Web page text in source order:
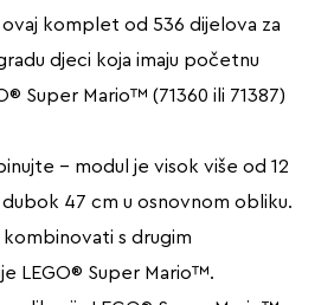
komplet od 536 dijelova za
djeci koja imaju početnu
Super Mario™ (71360 ili 71387)
– modul je visok više od 12
47 cm u osnovnom obliku.
kombinovati s drugim
LEGO® Super Mario™.